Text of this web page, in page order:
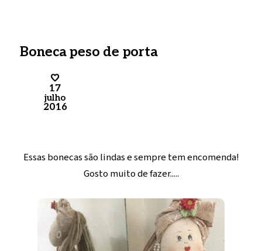
Boneca peso de porta
17
julho
2016
Essas bonecas são lindas e sempre tem encomenda!
Gosto muito de fazer.....